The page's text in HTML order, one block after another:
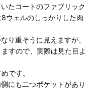
たコートのファブリック
ウェルのしっかりした肉
り重そうに見えますが、
すので、実際は見た目よ
です。
にも二つポケットがあり